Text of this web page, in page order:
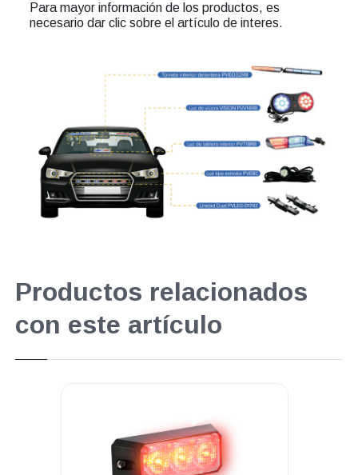
Para mayor información de los productos, es
necesario dar clic sobre el artículo de interes.
Productos relacionados
con este artículo